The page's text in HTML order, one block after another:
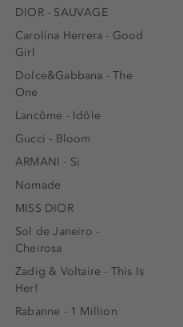
DIOR - SAUVAGE
Carolina Herrera - Good
Girl
Dolce&Gabbana - The
One
Lancôme - Idôle
Gucci - Bloom
ARMANI - Sì
Nomade
MISS DIOR
Sol de Janeiro -
Cheirosa
Zadig & Voltaire - This Is
Her!
Rabanne - 1 Million